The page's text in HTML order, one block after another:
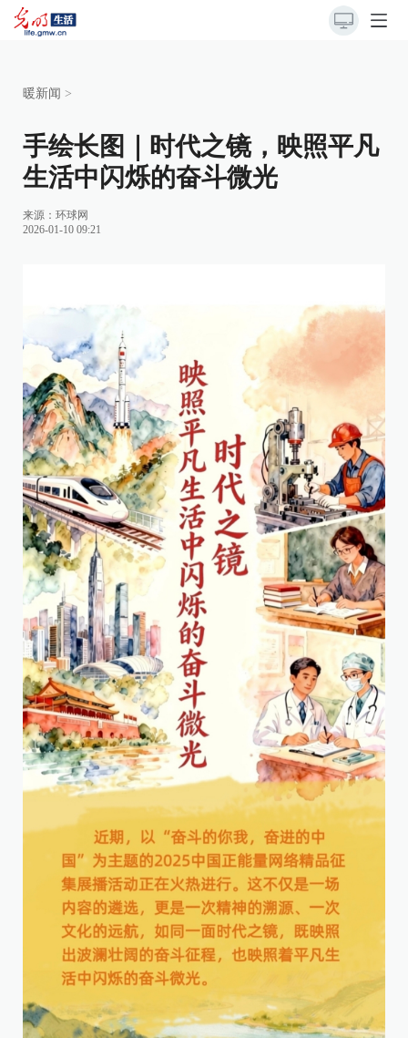
暖新闻 >
手绘长图｜时代之镜，映照平凡
生活中闪烁的奋斗微光
来源： 环球网
2026-01-10 09:21